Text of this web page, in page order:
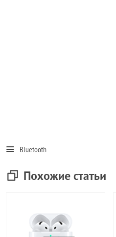
Bluetooth
Похожие статьи